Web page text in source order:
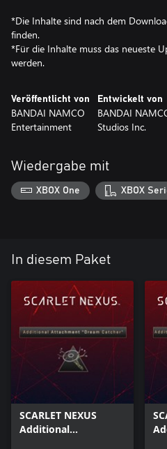
*Die Inhalte sind nach dem
finden.
*Für die Inhalte muss das neueste
werden.
Veröffentlicht von
BANDAI NAMCO
Entertainment
Entwickelt von
BANDAI
Studios Inc.
Wiedergabe mit
XBOX One XBOX
In diesem Paket
SCARLET NEXUS
Additional